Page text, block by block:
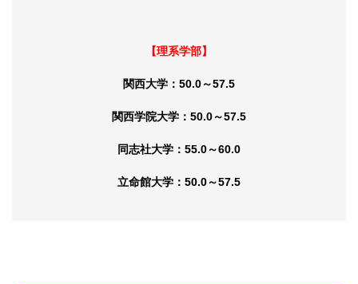
【理系学部】
関西大学：50.0～57.5
関西学院大学：50.0～57.5
同志社大学：55.0～60.0
立命館大学：50.0～57.5